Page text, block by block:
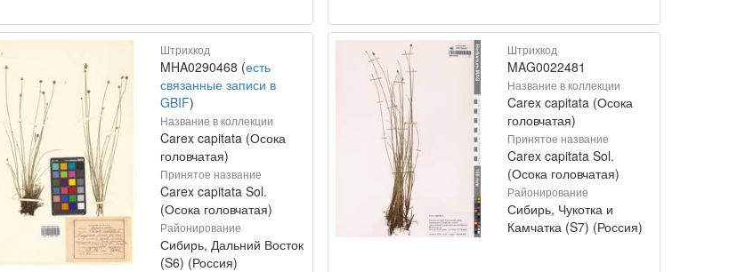
Штрихкод
MHA0290468 (есть
связанные записи в
GBIF)
Название в коллекции
Carex capitata (Осока
головчатая)
Принятое название
Carex capitata Sol.
(Осока головчатая)
Районирование
Сибирь, Дальний Восток
(S6) (Россия)
Штрихкод
MAG0022481
Название в коллекции
Carex capitata (Осока
головчатая)
Принятое название
Carex capitata Sol.
(Осока головчатая)
Районирование
Сибирь, Чукотка и
Камчатка (S7) (Россия)